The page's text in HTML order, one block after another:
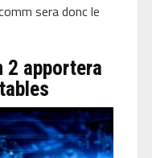
sera donc le
2 apportera